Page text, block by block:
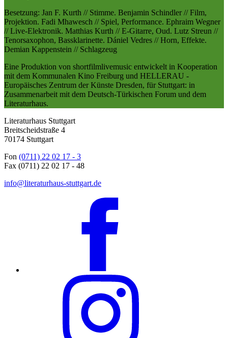
Besetzung: Jan F. Kurth // Stimme. Benjamin Schindler // Film,
Projektion. Fadi Mhawesch // Spiel, Performance. Ephraim Wegner
// Live-Elektronik. Matthias Kurth // E-Gitarre, Oud. Lutz Streun //
Tenorsaxophon, Bassklarinette. Dániel Vedres // Horn, Effekte.
Demian Kappenstein // Schlagzeug
Eine Produktion von shortfilmlivemusic entwickelt in Kooperation
mit dem Kommunalen Kino Freiburg und HELLERAU -
Europäisches Zentrum der Künste Dresden, für Stuttgart: in
Zusammenarbeit mit dem Deutsch-Türkischen Forum und dem
Literaturhaus.
Literaturhaus Stuttgart
Breitscheidstraße 4
70174 Stuttgart
Fon (0711) 22 02 17 - 3
Fax (0711) 22 02 17 - 48
info@literaturhaus-stuttgart.de